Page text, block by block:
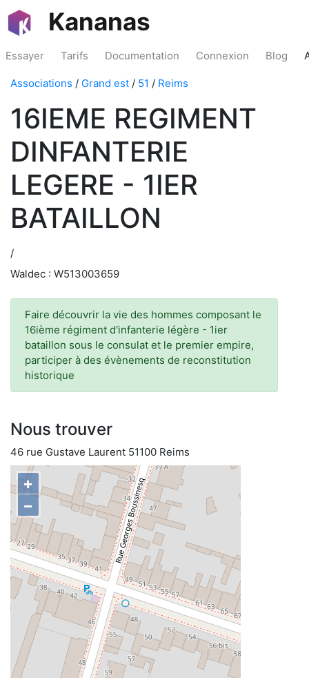
Kananas
Essayer Tarifs Documentation Connexion Blog
Associations / Grand est / 51 / Reims
16IEME REGIMENT
DINFANTERIE
LEGERE - 1IER
BATAILLON
/
Waldec : W513003659
Faire découvrir la vie des hommes composant le
16ième régiment d'infanterie légère - 1ier
bataillon sous le consulat et le premier empire,
participer à des évènements de reconstitution
historique
Nous trouver
46 rue Gustave Laurent 51100 Reims
+
−